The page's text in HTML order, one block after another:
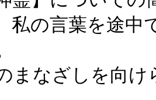
私の言葉を途中
まなざしを向